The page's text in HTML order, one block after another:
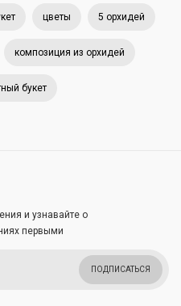
цветы 5 орхидей
композиция из орхидей
букет
и узнавайте о
первыми
ПОДПИСАТЬСЯ